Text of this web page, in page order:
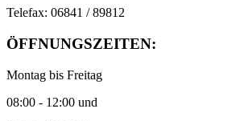
Telefax: 06841 / 89812
ÖFFNUNGSZEITEN:
Montag bis Freitag
08:00 - 12:00 und